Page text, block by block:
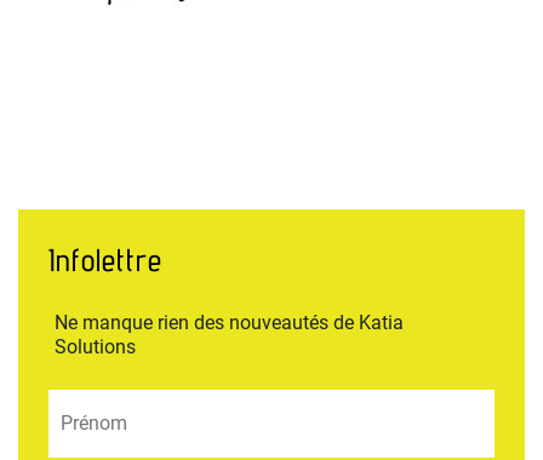
Infolettre
Ne manque rien des nouveautés de Katia
Solutions